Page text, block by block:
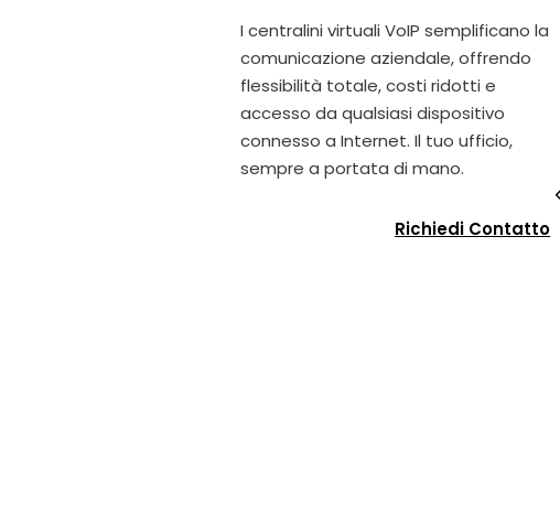
I centralini virtuali VoIP semplificano la
comunicazione aziendale, offrendo
flessibilità totale, costi ridotti e
accesso da qualsiasi dispositivo
connesso a Internet. Il tuo ufficio,
sempre a portata di mano.
Richiedi Contatto